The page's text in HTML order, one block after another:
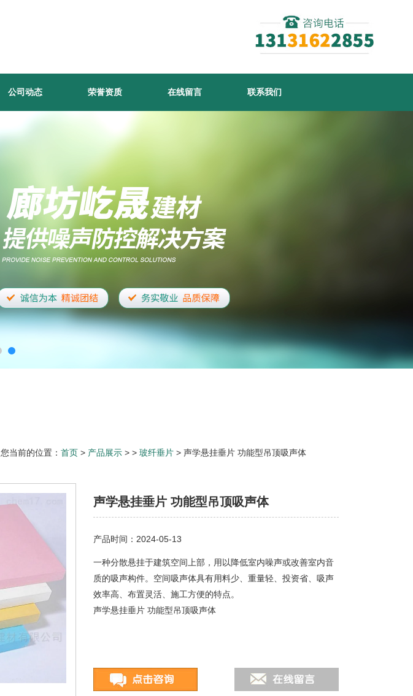
公司动态 荣誉资质 在线留言 联系我们
您当前的位置： 首页 > 产品展示 > > 玻纤垂片 > 声学悬挂垂片 功能型吊顶吸声体
声学悬挂垂片 功能型吊顶吸声体
产品时间：2024-05-13
一种分散悬挂于建筑空间上部，用以降低室内噪声或改善室内音
质的吸声构件。空间吸声体具有用料少、重量轻、投资省、吸声
效率高、布置灵活、施工方便的特点。
声学悬挂垂片 功能型吊顶吸声体